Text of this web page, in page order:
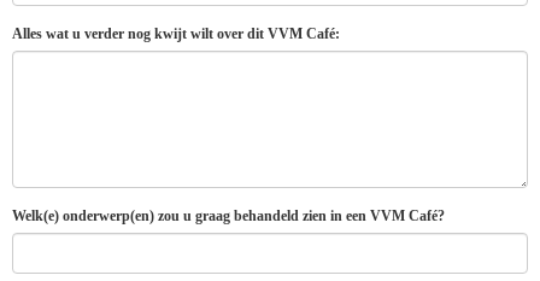
Alles wat u verder nog kwijt wilt over dit VVM Café:
Welk(e) onderwerp(en) zou u graag behandeld zien in een VVM Café?